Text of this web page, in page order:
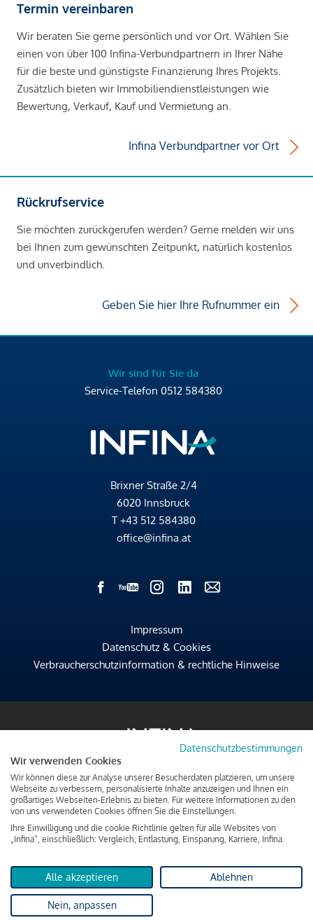
Termin vereinbaren
Wir beraten Sie gerne persönlich und vor Ort. Wählen Sie
einen von über 100 Infina-Verbundpartnern in Ihrer Nähe
für die beste und günstigste Finanzierung Ihres Projekts.
Zusätzlich bieten wir Immobiliendienstleistungen wie
Bewertung, Verkauf, Kauf und Vermietung an.
Infina Verbundpartner vor Ort
Rückrufservice
Sie möchten zurückgerufen werden? Gerne melden wir uns
bei Ihnen zum gewünschten Zeitpunkt, natürlich kostenlos
und unverbindlich.
Geben Sie hier Ihre Rufnummer ein
Wir sind für Sie da
Service-Telefon 0512 584380
Brixner Straße 2/4
6020 Innsbruck
T +43 512 584380
office@infina.at
Impressum
Datenschutz & Cookies
Verbraucherschutzinformation & rechtliche Hinweise
Datenschutzbestimmungen
Wir verwenden Cookies
Wir können diese zur Analyse unserer Besucherdaten platzieren, um unsere
Webseite zu verbessern, personalisierte Inhalte anzuzeigen und Ihnen ein
großartiges Webseiten-Erlebnis zu bieten. Für weitere Informationen zu den
von uns verwendeten Cookies öffnen Sie die Einstellungen.
Ihre Einwilligung und die cookie Richtlinie gelten für alle Websites von
„Infina“, einschließlich: Vergleich, Entlastung, Einsparung, Karriere, Infina.
Alle akzeptieren Ablehnen
Nein, anpassen